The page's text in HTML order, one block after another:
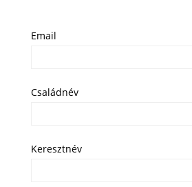
Email
Családnév
Keresztnév